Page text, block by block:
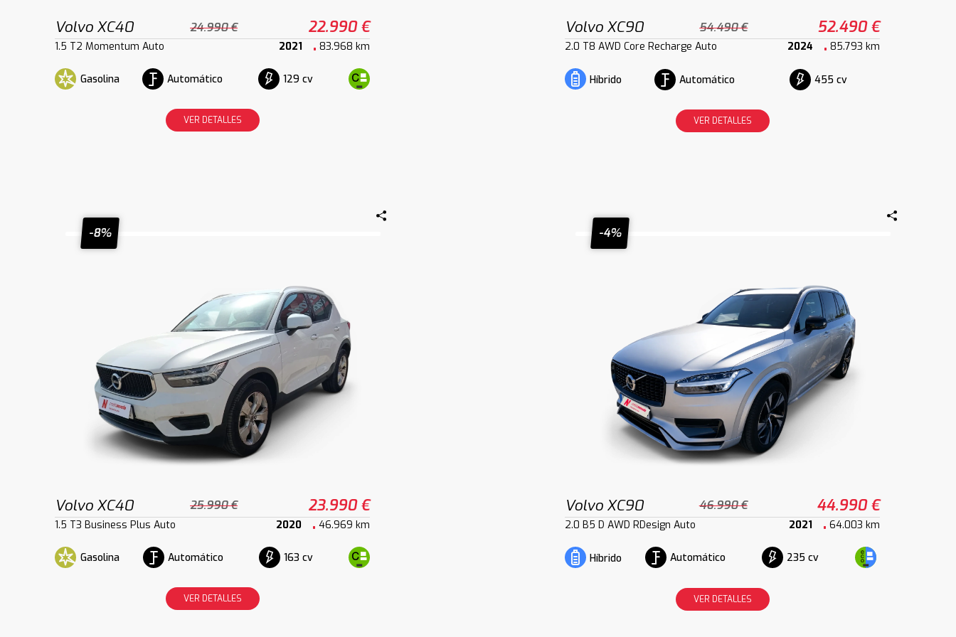
Volvo XC40 24.990 € 22.990 €
1.5 T2 Momentum Auto 2021 83.968 km
Gasolina Automático 129 cv
VER DETALLES
Volvo XC90 54.490 € 52.490 €
2.0 T8 AWD Core Recharge Auto 2024 85.793 km
Híbrido Automático 455 cv
VER DETALLES
-8%
Volvo XC40 25.990 € 23.990 €
1.5 T3 Business Plus Auto 2020 46.969 km
Gasolina Automático 163 cv
VER DETALLES
-4%
Volvo XC90 46.990 € 44.990 €
2.0 B5 D AWD RDesign Auto 2021 64.003 km
Híbrido Automático 235 cv
VER DETALLES